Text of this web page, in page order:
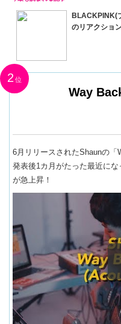
BLACKPINK(
のリアクショ
2
Way
6月リリースされたShaunの「
発表後1カ月がたった最近に
が急上昇！